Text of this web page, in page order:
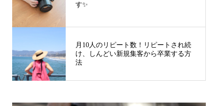
す✨
月10人のリピート数！リピートされ続
け、しんどい新規集客から卒業する方
法